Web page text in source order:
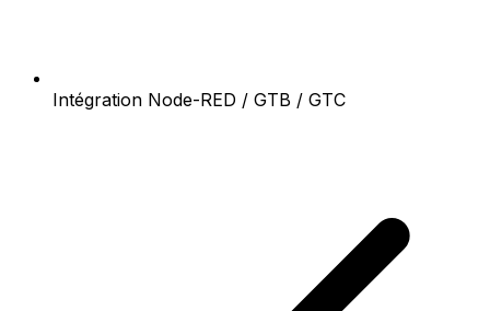
Intégration Node-RED / GTB / GTC